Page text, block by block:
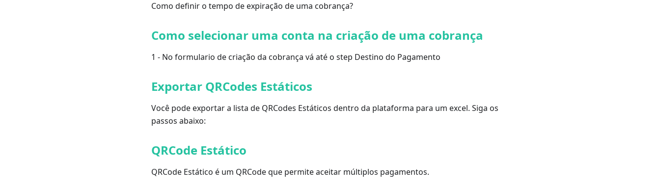
Como definir o tempo de expiração de uma cobrança?
Como selecionar uma conta na criação de uma cobrança
1 - No formulario de criação da cobrança vá até o step Destino do Pagamento
Exportar QRCodes Estáticos
Você pode exportar a lista de QRCodes Estáticos dentro da plataforma para um excel. Siga os
passos abaixo:
QRCode Estático
QRCode Estático é um QRCode que permite aceitar múltiplos pagamentos.